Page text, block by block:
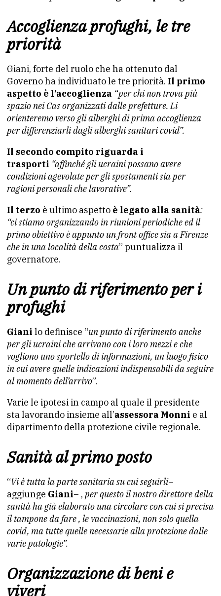
Accoglienza profughi, le tre
priorità
Giani, forte del ruolo che ha ottenuto dal
Governo ha individuato le tre priorità. Il primo
aspetto è l’accoglienza “per chi non trova più
spazio nei Cas organizzati dalle prefetture. Li
orienteremo verso gli alberghi di prima accoglienza
per differenziarli dagli alberghi sanitari covid”.
Il secondo compito riguarda i
trasporti “affinché gli ucraini possano avere
condizioni agevolate per gli spostamenti sia per
ragioni personali che lavorative”.
Il terzo è ultimo aspetto è legato alla sanità:
“ci stiamo organizzando in riunioni periodiche ed il
primo obiettivo è appunto un front office sia a Firenze
che in una località della costa” puntualizza il
governatore.
Un punto di riferimento per i
profughi
Giani lo definisce “un punto di riferimento anche
per gli ucraini che arrivano con i loro mezzi e che
vogliono uno sportello di informazioni, un luogo fisico
in cui avere quelle indicazioni indispensabili da seguire
al momento dell’arrivo”.
Varie le ipotesi in campo al quale il presidente
sta lavorando insieme all’assessora Monni e al
dipartimento della protezione civile regionale.
Sanità al primo posto
“Vi è tutta la parte sanitaria su cui seguirli–
aggiunge Giani– , per questo il nostro direttore della
sanità ha già elaborato una circolare con cui si precisa
il tampone da fare , le vaccinazioni, non solo quella
covid, ma tutte quelle necessarie alla protezione dalle
varie patologie”.
Organizzazione di beni e
viveri